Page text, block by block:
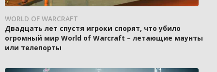
WORLD OF WARCRAFT
Двадцать лет спустя игроки спорят, что убило
огромный мир World of Warcraft – летающие маунты
или телепорты